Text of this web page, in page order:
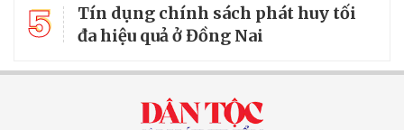
5
Tín dụng chính sách phát huy tối
đa hiệu quả ở Đồng Nai